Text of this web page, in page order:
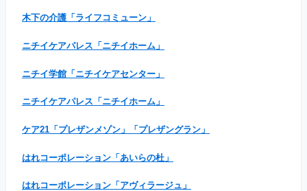
木下の介護「ライフコミューン」
ニチイケアパレス「ニチイホーム」
ニチイ学館「ニチイケアセンター」
ニチイケアパレス「ニチイホーム」
ケア21「プレザンメゾン」「プレザングラン」
はれコーポレーション「あいらの杜」
はれコーポレーション「アヴィラージュ」